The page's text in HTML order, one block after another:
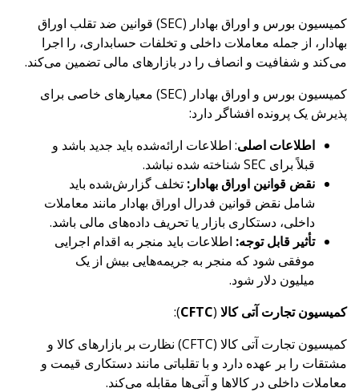
کمیسیون بورس و اوراق بهادار (SEC) قوانین ضد تقلب اوراق
بهادار، از جمله معاملات داخلی و تخلفات حسابداری، را اجرا
می‌کند و شفافیت و انصاف را در بازارهای مالی تضمین می‌کند.
کمیسیون بورس و اوراق بهادار (SEC) معیارهای خاصی برای
پذیرش یک پرونده افشاگر دارد:
اطلاعات اصلی: اطلاعات ارائه‌شده باید جدید باشد و
قبلاً برای SEC شناخته شده نباشد.
نقض قوانین اوراق بهادار: تخلف گزارش‌شده باید
شامل نقض قوانین فدرال اوراق بهادار مانند معاملات
داخلی، دستکاری بازار یا تحریف داده‌های مالی باشد.
تأثیر قابل توجه: اطلاعات باید منجر به اقدام اجرایی
موفقی شود که منجر به جریمه‌هایی بیش از یک
میلیون دلار شود.
کمیسیون تجارت آتی کالا (
CFTC
):
کمیسیون تجارت آتی کالا (CFTC) نظارت بر بازارهای کالا و
مشتقات را بر عهده دارد و با تقلباتی مانند دستکاری قیمت و
معاملات داخلی در کالاها و آتی‌ها مقابله می‌کند.